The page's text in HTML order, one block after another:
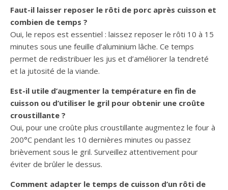
Faut-il laisser reposer le rôti de porc après cuisson et
combien de temps ?
Oui, le repos est essentiel : laissez reposer le rôti 10 à 15
minutes sous une feuille d’aluminium lâche. Ce temps
permet de redistribuer les jus et d’améliorer la tendreté
et la jutosité de la viande.
Est-il utile d’augmenter la température en fin de
cuisson ou d’utiliser le gril pour obtenir une croûte
croustillante ?
Oui, pour une croûte plus croustillante augmentez le four à
200°C pendant les 10 dernières minutes ou passez
brièvement sous le gril. Surveillez attentivement pour
éviter de brûler le dessus.
Comment adapter le temps de cuisson d’un rôti de